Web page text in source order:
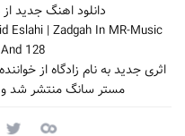
دانلود اهنگ جدید از
Eslahi | Zadgah In MR-Music
128
اثری جدید به نام زادگاه از
مستر سانگ منتشر شد و